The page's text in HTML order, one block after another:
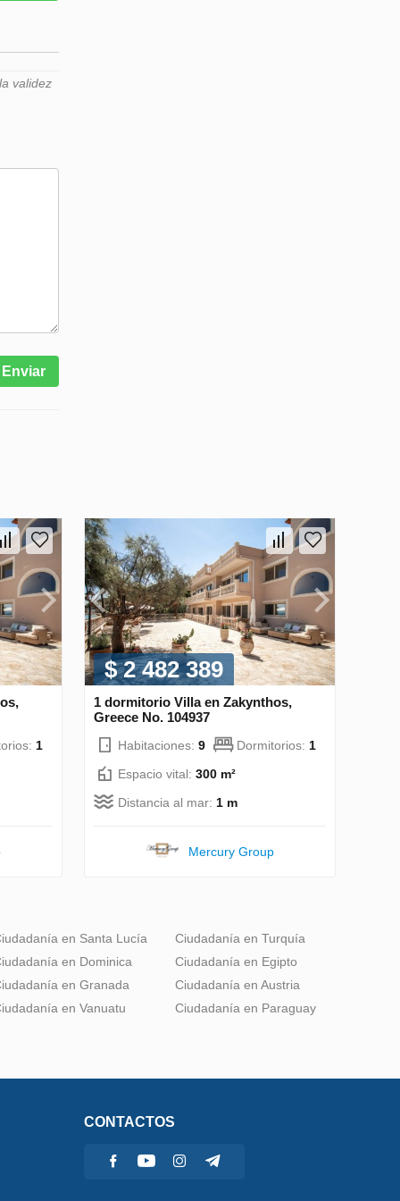
validez
Enviar
1
$ 2 482 389
1 dormitorio Villa en Zakynthos,
Greece No. 104937
Habitaciones: 9 Dormitorios: 1
Espacio vital: 300 m²
Distancia al mar: 1 m
Mercury Group
en Santa Lucía
en Dominica
en Granada
en Vanuatu
Ciudadanía en Turquía
Ciudadanía en Egipto
Ciudadanía en Austria
Ciudadanía en Paraguay
CONTACTOS